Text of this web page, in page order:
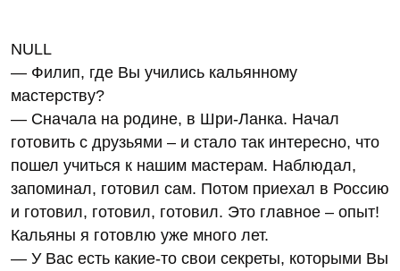
NULL
— Филип, где Вы учились кальянному
мастерству?
— Сначала на родине, в Шри-Ланка. Начал
готовить с друзьями – и стало так интересно, что
пошел учиться к нашим мастерам. Наблюдал,
запоминал, готовил сам. Потом приехал в Россию
и готовил, готовил, готовил. Это главное – опыт!
Кальяны я готовлю уже много лет.
— У Вас есть какие-то свои секреты, которыми Вы